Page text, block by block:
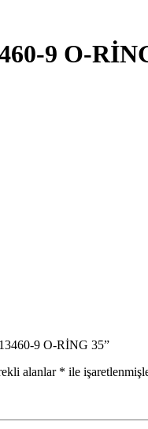
9 O-
9 O-RİNG 35”
alanlar * ile